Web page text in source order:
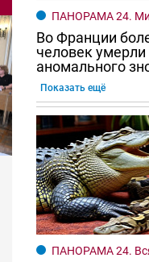
ПАНОРАМА 24.
Во Франции
человек
аномального
Показать ещё
ПАНОРАМА 24.